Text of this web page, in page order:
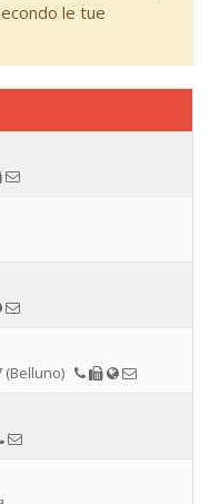
le tue
(Belluno)